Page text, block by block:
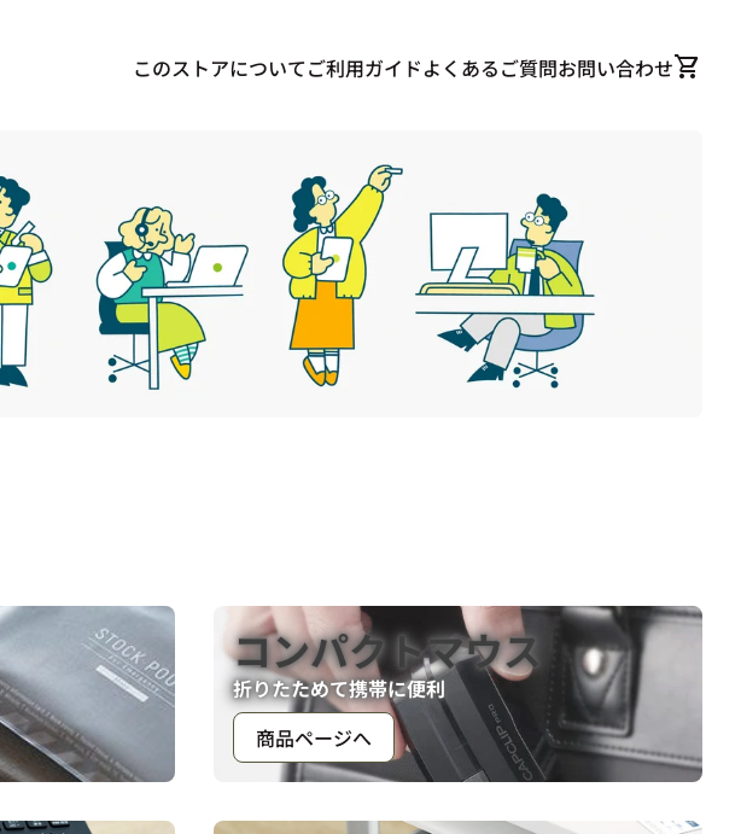
このストアについてご利用ガイドよくあるご質問お問い合わせカート
shopping_cart
コンパクトマウス
折りたためて携帯に便利
商品ページへ